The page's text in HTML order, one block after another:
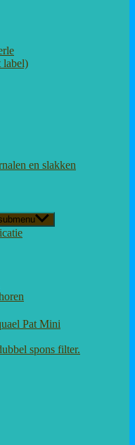
label)
en slakken
Pat Mini
spons filter.